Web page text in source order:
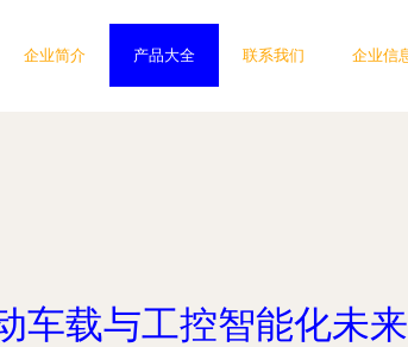
企业简介 产品大全 联系我们 企业信
车载与工控智能化未来